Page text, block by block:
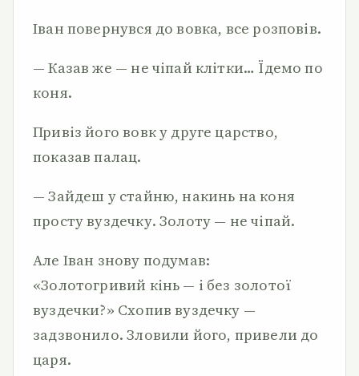
Іван повернувся до вовка, все розповів.
— Казав же — не чіпай клітки… Їдемо по
коня.
Привіз його вовк у друге царство,
показав палац.
— Зайдеш у стайню, накинь на коня
просту вуздечку. Золоту — не чіпай.
Але Іван знову подумав:
«Золотогривий кінь — і без золотої
вуздечки?» Схопив вуздечку —
задзвонило. Зловили його, привели до
царя.